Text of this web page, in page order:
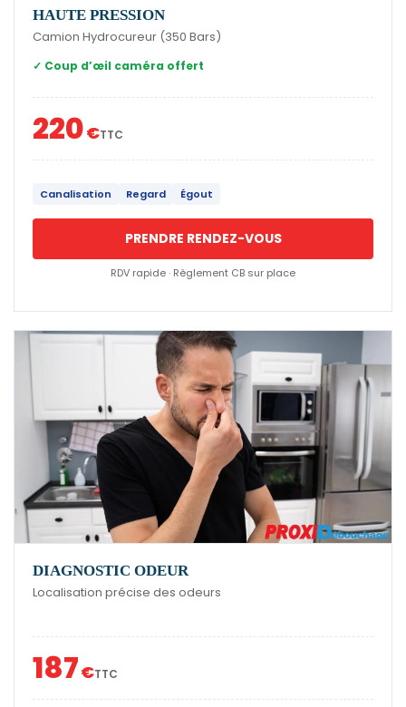
HAUTE PRESSION
Camion Hydrocureur (350 Bars)
✓ Coup d’œil caméra offert
220€TTC
Canalisation Regard Égout
PRENDRE RENDEZ-VOUS
RDV rapide · Règlement CB sur place
DIAGNOSTIC ODEUR
Localisation précise des odeurs
187€TTC